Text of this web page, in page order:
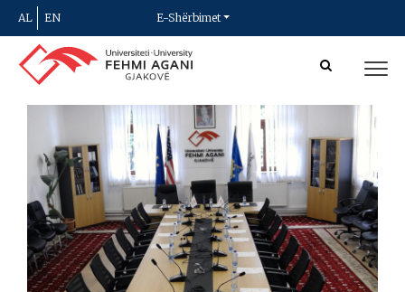
AL EN E-Shërbimet